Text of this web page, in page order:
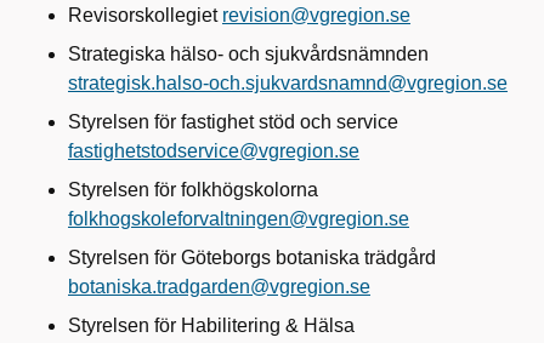
Revisorskollegiet revision@vgregion.se
Strategiska hälso- och sjukvårdsnämnden
strategisk.halso-och.sjukvardsnamnd@vgregion.se
Styrelsen för fastighet stöd och service
fastighetstodservice@vgregion.se
Styrelsen för folkhögskolorna
folkhogskoleforvaltningen@vgregion.se
Styrelsen för Göteborgs botaniska trädgård
botaniska.tradgarden@vgregion.se
Styrelsen för Habilitering & Hälsa